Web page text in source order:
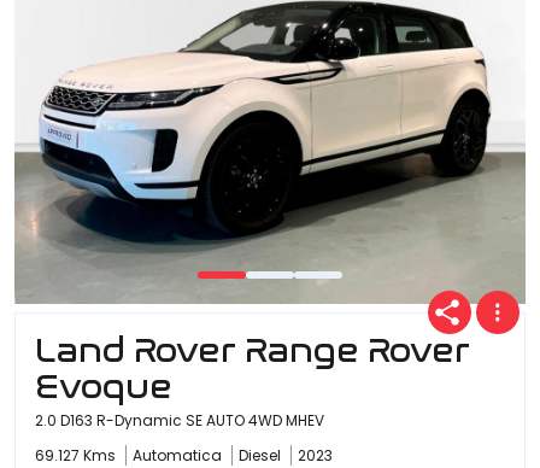
Land Rover Range Rover
Evoque
2.0 D163 R-Dynamic SE AUTO 4WD MHEV
69.127 Kms
Automatica Diesel 2023